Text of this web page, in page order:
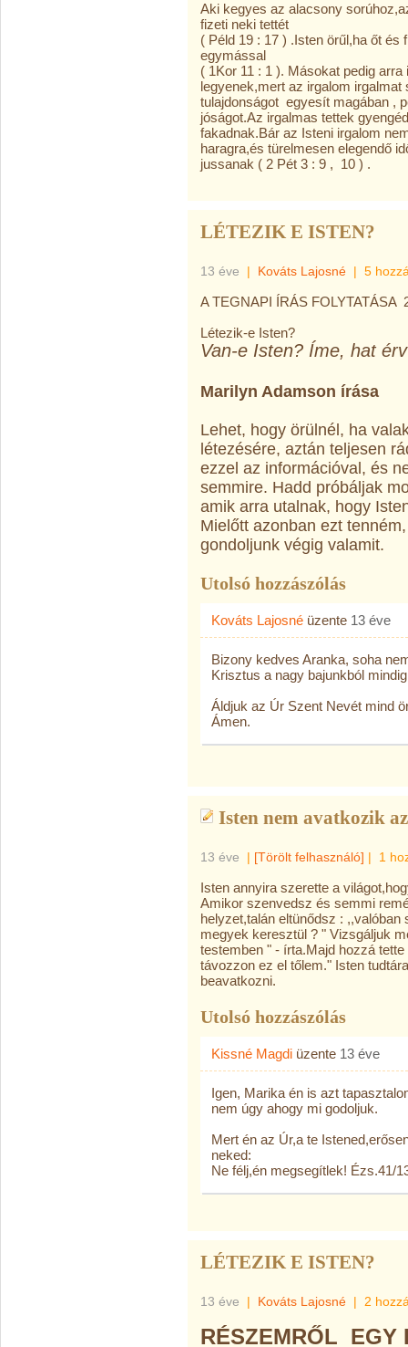
Aki kegyes az alacsony
fizeti neki tettét
( Péld 19 : 17 ) .Isten örűl,ha őt
egymással
( 1Kor 11 : 1 ). Másokat pedig
legyenek,mert az irgalom
tulajdonságot egyesít magában ,
jóságot.Az irgalmas tettek
fakadnak.Bár az Isteni irgalom
haragra,és türelmesen elegendő
jussanak ( 2 Pét 3 : 9 , 10 ) .
LÉTEZIK E ISTEN?
13 éve | Kováts Lajosné | 5
A TEGNAPI ÍRÁS FOLYTATÁSA
Létezik-e Isten?
Van-e Isten? Íme, hat
Marilyn Adamson írása
Lehet, hogy örülnél, ha
létezésére, aztán teljesen
ezzel az információval, és
semmire. Hadd próbáljak
amik arra utalnak, hogy
Mielőtt azonban ezt
gondoljunk végig valamit.
Utolsó hozzászólás
Kováts Lajosné üzente 13 éve
Bizony kedves Aranka, soha
Krisztus a nagy bajunkból
Áldjuk az Úr Szent Nevét mind
Ámen.
Isten nem avatkozik
13 éve | [Törölt felhasználó] | 1
Isten annyira szerette a
Amikor szenvedsz és semmi
helyzet,talán eltünődsz :
megyek keresztül ? " Vizsgáljuk
testemben " - írta.Majd hozzá
távozzon ez el tőlem." Isten
beavatkozni.
Utolsó hozzászólás
Kissné Magdi üzente 13 éve
Igen, Marika én is azt
nem úgy ahogy mi godoljuk.
Mert én az Úr,a te
neked:
Ne félj,én megsegítlek! Ézs.41/
LÉTEZIK E ISTEN?
13 éve | Kováts Lajosné | 2
RÉSZEMRŐL EGY